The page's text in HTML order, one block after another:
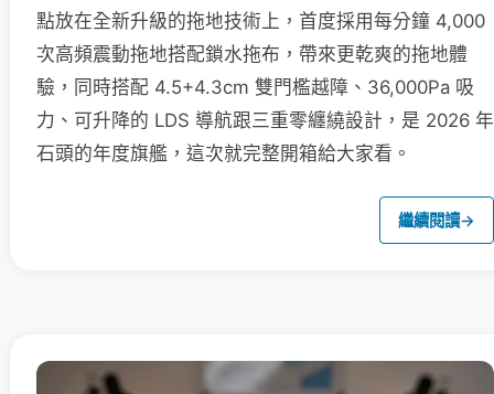
點放在全新升級的拖地技術上，首度採用每分鐘 4,000
次高頻震動拖地搭配鎖水拖布，帶來更乾爽的拖地體
驗，同時搭配 4.5+4.3cm 雙門檻越障、36,000Pa 吸
力、可升降的 LDS 導航跟三重零纏繞設計，是 2026 年
石頭的年度旗艦，這次就完整開箱給大家看。
繼續閱讀→